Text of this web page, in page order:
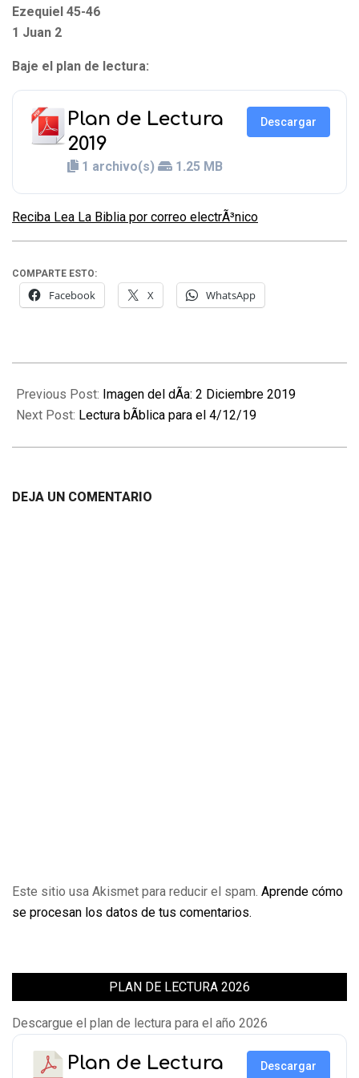
Ezequiel 45-46
1 Juan 2
Baje el plan de lectura:
Plan de Lectura
2019
1 archivo(s) 1.25 MB
Descargar
Reciba Lea La Biblia por correo electrÃ³nico
COMPARTE ESTO:
Facebook X WhatsApp
12-
03
Previous Post: Imagen del dÃ­a: 2 Diciembre 2019
Next Post: Lectura bÃ­blica para el 4/12/19
DEJA UN COMENTARIO
Este sitio usa Akismet para reducir el spam. Aprende cómo
se procesan los datos de tus comentarios.
PLAN DE LECTURA 2026
Descargue el plan de lectura para el año 2026
Plan de Lectura
Descargar